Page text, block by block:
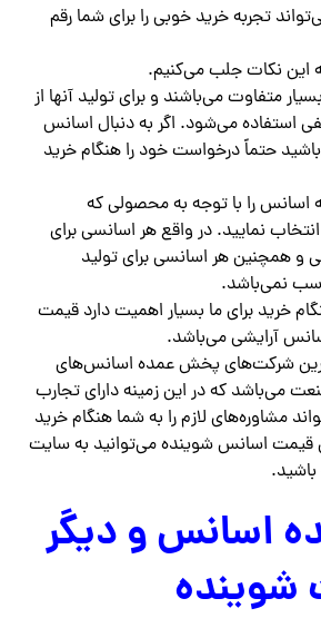
تجربه خرید خوبی را برای شما رقم
این نکات جلب می‌کنیم.
متفاوت می‌باشند و برای تولید آنها از
استفاده می‌شود. اگر به دنبال اسانس
حتماً درخواست خود را هنگام خرید
اسانس را با توجه به محصولی که
نمایید. در واقع هر اسانسی برای
و همچنین هر اسانسی برای تولید
نمی‌باشد.
خرید برای ما بسیار اهمیت دارد قیمت
آرایشی می‌باشد.
شرکت‌های پخش عمده اسانس‌های
می‌باشد که در این زمینه دارای تجارب
مشاوره‌های لازم را به شما هنگام خرید
قیمت اسانس شوینده می‌توانید به سایت
باشید.
اسانس و دیگر